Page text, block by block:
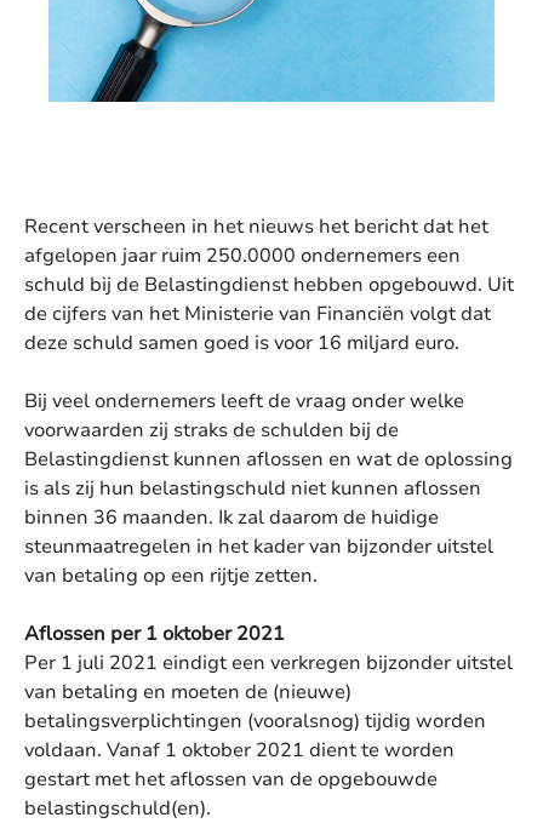
Recent verscheen in het nieuws het bericht dat het
afgelopen jaar ruim 250.0000 ondernemers een
schuld bij de Belastingdienst hebben opgebouwd. Uit
de cijfers van het Ministerie van Financiën volgt dat
deze schuld samen goed is voor 16 miljard euro.
Bij veel ondernemers leeft de vraag onder welke
voorwaarden zij straks de schulden bij de
Belastingdienst kunnen aflossen en wat de oplossing
is als zij hun belastingschuld niet kunnen aflossen
binnen 36 maanden. Ik zal daarom de huidige
steunmaatregelen in het kader van bijzonder uitstel
van betaling op een rijtje zetten.
Aflossen per 1 oktober 2021
Per 1 juli 2021 eindigt een verkregen bijzonder uitstel
van betaling en moeten de (nieuwe)
betalingsverplichtingen (vooralsnog) tijdig worden
voldaan. Vanaf 1 oktober 2021 dient te worden
gestart met het aflossen van de opgebouwde
belastingschuld(en).